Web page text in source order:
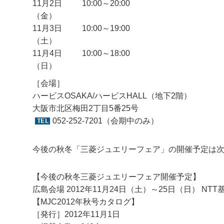
11月2日
（金）
10:00～20:00
11月3日
（土）
10:00～19:00
11月4日
（日）
10:00～18:00
［会場］
ハービスOSAKA/ハービスHALL（地下2階）
大阪市北区梅田2丁目5番25号
052-252-7201 （会期中のみ）
今後の秋冬「三菱ジュエリーフェア」の開催予定は次
【今後の秋冬三菱ジュエリーフェア開催予定】
広島会場 2012年11月24日（土）～25日（日） NTT
【MJC2012年秋号カタログ】
［発行］2012年11月1日